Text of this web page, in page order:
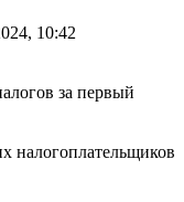
10:42
налогоплательщиков